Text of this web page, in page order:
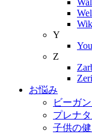
Y
Z
お悩み
ビーガン
プレナ
子供の